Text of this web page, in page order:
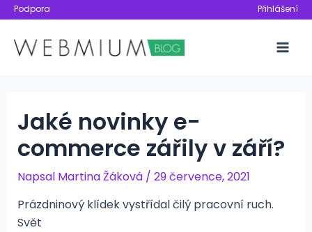
Přeskočit
obsah
Podpora Přihlášení
Jaké novinky e-
commerce zářily v září?
Napsal Martina Žáková / 29 července, 2021
Prázdninový klídek vystřídal čilý pracovní ruch.
Svět